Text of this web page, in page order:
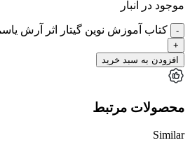
موجود در انبار
کتاب آموزش نوین گیتار اثر آرش
افزودن به سبد خرید
محصولات مرتبط
Similar